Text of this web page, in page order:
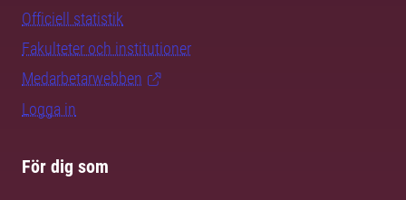
Officiell statistik
Fakulteter och institutioner
Medarbetarwebben
Logga in
För dig som